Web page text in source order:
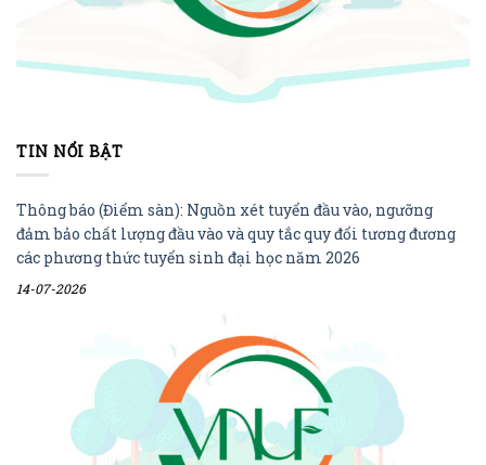
TIN NỔI BẬT
Thông báo (Điểm sàn): Nguồn xét tuyển đầu vào, ngưỡng
đảm bảo chất lượng đầu vào và quy tắc quy đổi tương đương
các phương thức tuyển sinh đại học năm 2026
14-07-2026